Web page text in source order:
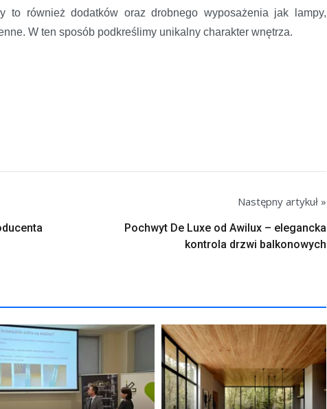
to również dodatków oraz drobnego wyposażenia jak lampy,
W ten sposób podkreślimy unikalny charakter wnętrza.
Następny artykuł »
Pochwyt De Luxe od Awilux – elegancka
kontrola drzwi balkonowych